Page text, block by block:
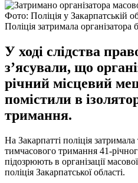
Фото: Поліція у Закарпатській
Поліція затримала організатора
У ході слідства
з’ясували, що
річний місцевий
помістили в
тримання.
На Закарпатті поліція
тимчасового тримання 41-
підозрюють в організації
поліція Закарпатської області.